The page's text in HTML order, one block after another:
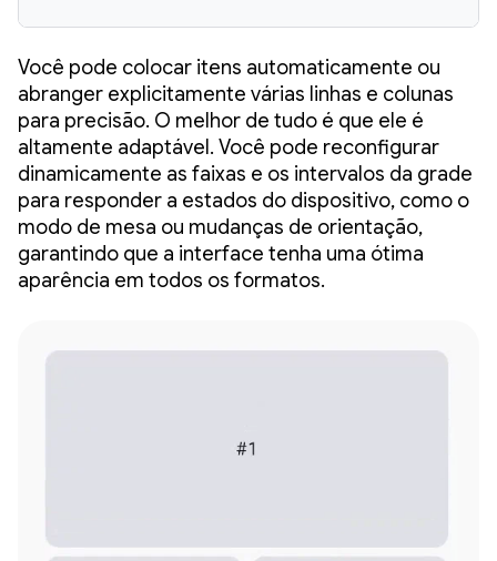
Você pode colocar itens automaticamente ou
abranger explicitamente várias linhas e colunas
para precisão. O melhor de tudo é que ele é
altamente adaptável. Você pode reconfigurar
dinamicamente as faixas e os intervalos da grade
para responder a estados do dispositivo, como o
modo de mesa ou mudanças de orientação,
garantindo que a interface tenha uma ótima
aparência em todos os formatos.